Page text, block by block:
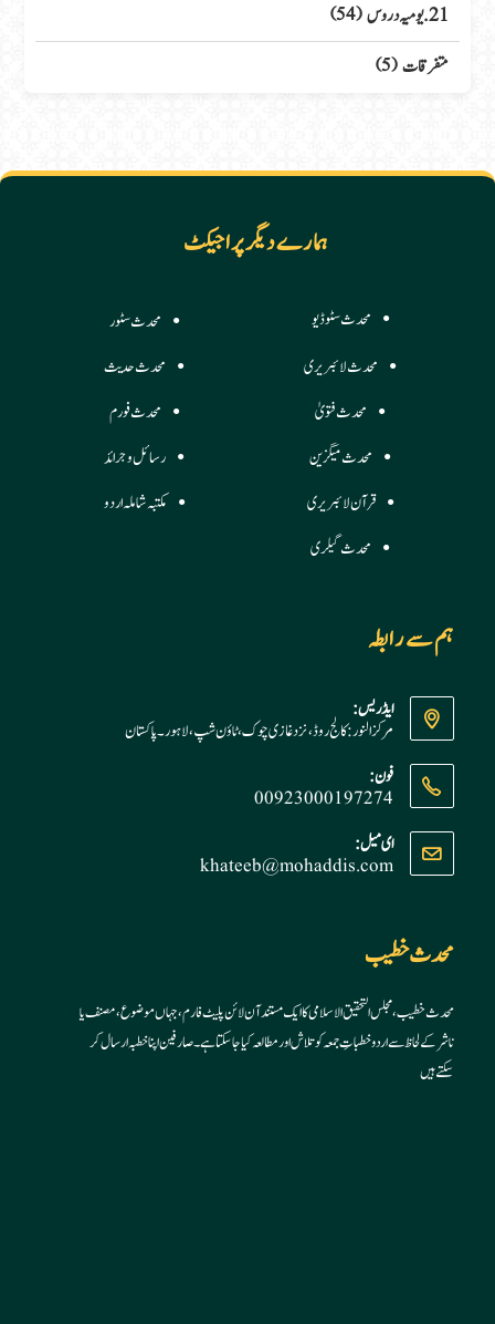
21. یومیہ دروس (54)
متفرقات (5)
ہمارے دیگر پراجیکٹ
محدث سٹوڈیو
محدث سٹور
محدث لائبریری
محدث حدیث
محدث فتویٰ
محدث فورم
محدث میگزین
رسائل وجرائد
قرآن لائبریری
مکتبہ شاملہ اردو
محدث گیلری
ہم سے رابطہ
ایڈریس:
مرکز النور: کالج روڈ، نزد غازی چوک، ٹاؤن شپ، لاہور ۔ پاکستان
فون:
00923000197274
in
application
ای میل:
khateeb@mohaddis.com
Opens
محدث خطیب
محدث خطیب، مجلس التحقیق الاسلامی کا ایک مستند آن لائن پلیٹ فارم، جہاں موضوع، مصنف یا
ناشر کے لحاظ سے اردو خطباتِ جمعہ کو تلاش اور مطالعہ کیا جا سکتا ہے۔ صارفین اپنا خطبہ ارسال کر
سکتے ہیں